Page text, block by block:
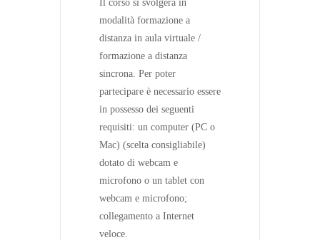
Il corso si svolgerà in
modalità formazione a
distanza in aula virtuale /
formazione a distanza
sincrona. Per poter
partecipare è necessario essere
in possesso dei seguenti
requisiti: un computer (PC o
Mac) (scelta consigliabile)
dotato di webcam e
microfono o un tablet con
webcam e microfono;
collegamento a Internet
veloce.